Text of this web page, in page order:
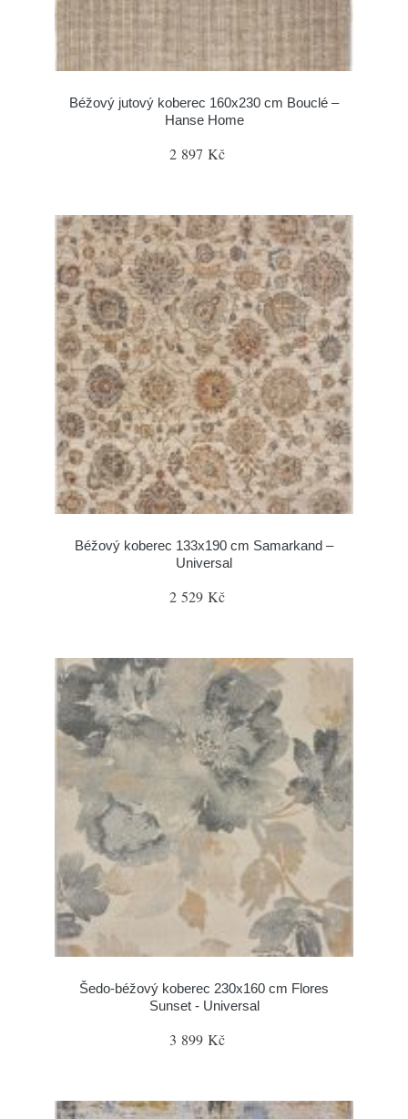
Béžový jutový koberec 160x230 cm Bouclé –
Hanse Home
2 897 Kč
Béžový koberec 133x190 cm Samarkand –
Universal
2 529 Kč
Šedo-béžový koberec 230x160 cm Flores
Sunset - Universal
3 899 Kč